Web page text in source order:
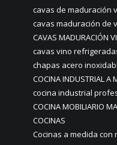
cavas de maduración
cavas maduración de
CAVAS MADURACIÓN
cavas vino
chapas acero
COCINA INDUSTRIAL A
cocina industrial
COCINA MOBILIARIO
COCINAS
Cocinas a medida